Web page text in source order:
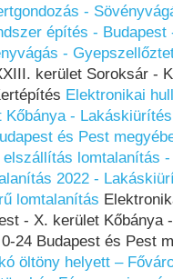
-
építés -
-
kerület Soroksár -
Elektronikai
Kőbánya -
és Pest
lomtalanítás
2022 -
lomtalanítás
- X. kerület Kőbánya
24 Budapest és Pest
öltöny helyett –